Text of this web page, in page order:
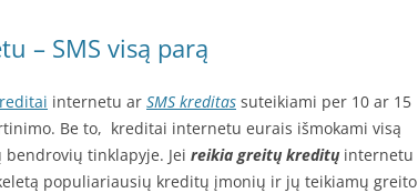
– SMS visą parą
internetu ar SMS kreditas suteikiami per 10 ar 15
Be to, kreditai internetu eurais išmokami visą
tinklapyje. Jei reikia greitų kreditų internetu
populiariausių kreditų įmonių ir jų teikiamų greito